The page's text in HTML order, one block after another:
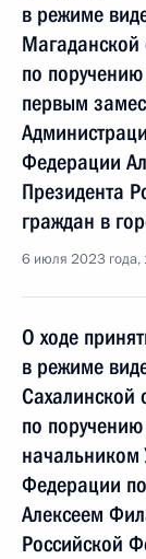
в режиме
Магаданской
по
первым
Федерации
Президента
граждан в
6 июля 2023 года,
О ходе
в режиме
Сахалинской
по
начальником
Федерации по
Алексеем
Российской